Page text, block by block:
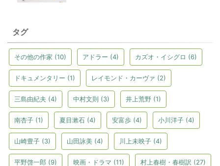
タグ
その他の作家 (10) アドラー (4) カズオ・イシグロ (6)
ドキュメンタリー (1) レイモンド・カーヴァ (2)
三島由紀夫 (4) 中村文則 (3) 井上荒野 (1)
南杏子 (1) 夏目漱石 (4) 安富歩 (4) 小川洋子 (4)
山崎豊子 (3) 山田詠美 (4) 川上未映子 (4)
平野啓一郎 (9) 映画・ドラマ (11) 村上春樹・春樹訳 (27)